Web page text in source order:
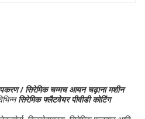
/ सिरेमिक चम्मच आयन चढ़ाना मशीन
सिरेमिक फ्लैटवेयर पीवीडी कोटिंग